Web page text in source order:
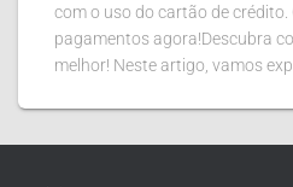
com o uso do cartão de crédito.
pagamentos agora!Descubra
melhor! Neste artigo, vamos